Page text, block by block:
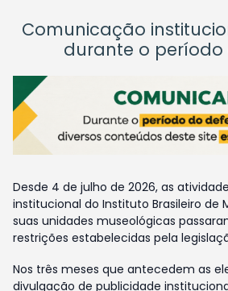
Comunicação
durante o período
Desde 4 de julho de 2026, as
institucional do Instituto Brasileiro de
suas unidades museológicas
restrições estabelecidas pela
Nos três meses que antecedem as
divulgação de publicidade